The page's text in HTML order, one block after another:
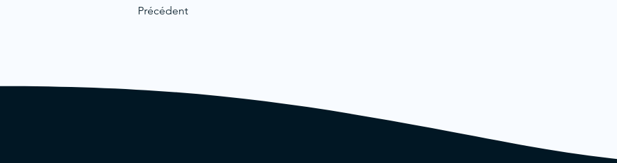
Précédent